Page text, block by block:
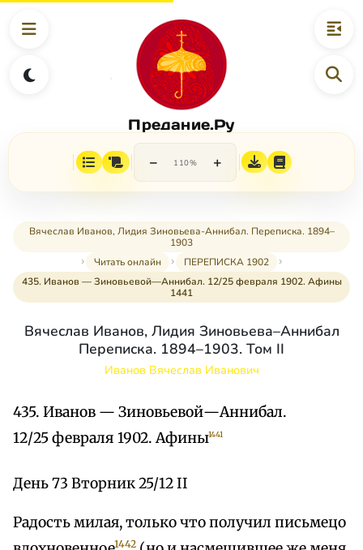
Предание.Ру
− 110% +
Вячеслав Иванов, Лидия Зиновьева-Аннибал. Переписка. 1894–
1903
Читать онлайн
ПЕРЕПИСКА 1902
435. Иванов — Зиновьевой—Аннибал. 12/25 февраля 1902. Афины
1441
Вячеслав Иванов, Лидия Зиновьева–Аннибал
Переписка. 1894–1903. Том II
Иванов Вячеслав Иванович
435. Иванов — Зиновьевой—Аннибал.
12/25 февраля 1902. Афины1441
День 73 Вторник 25/12 II
Радость милая, только что получил письмецо
1442